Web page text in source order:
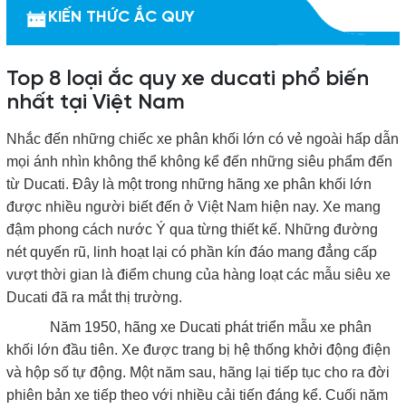
KIẾN THỨC ẮC QUY
Top 8 loại ắc quy xe ducati phổ biến
nhất tại Việt Nam
Nhắc đến những chiếc xe phân khối lớn có vẻ ngoài hấp dẫn
mọi ánh nhìn không thể không kể đến những siêu phẩm đến
từ Ducati. Đây là một trong những hãng xe phân khối lớn
được nhiều người biết đến ở Việt Nam hiện nay. Xe mang
đậm phong cách nước Ý qua từng thiết kế. Những đường
nét quyến rũ, linh hoạt lại có phần kín đáo mang đẳng cấp
vượt thời gian là điểm chung của hàng loạt các mẫu siêu xe
Ducati đã ra mắt thị trường.
Năm 1950, hãng xe Ducati phát triển mẫu xe phân
khối lớn đầu tiên. Xe được trang bị hệ thống khởi động điện
và hộp số tự động. Một năm sau, hãng lại tiếp tục cho ra đời
phiên bản xe tiếp theo với nhiều cải tiến đáng kể. Cuối năm